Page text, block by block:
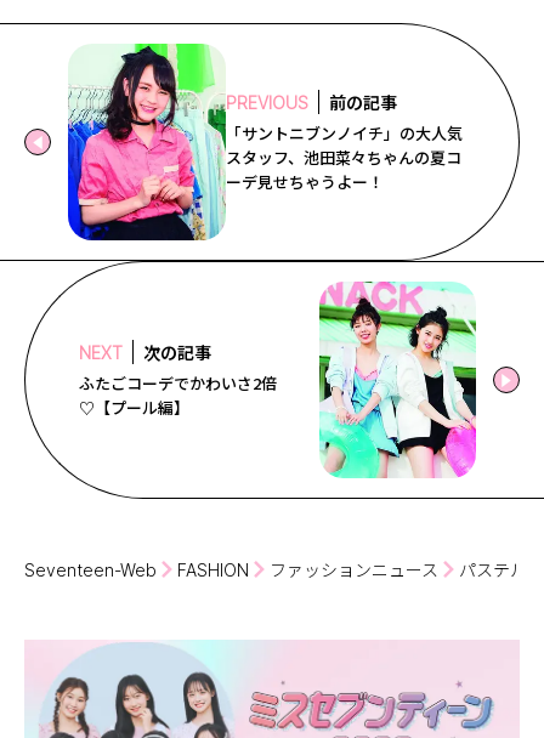
PREVIOUS 前の記事
「サントニブンノイチ」の大人気
スタッフ、池田菜々ちゃんの夏コ
ーデ見せちゃうよー！
NEXT 次の記事
ふたごコーデでかわいさ2倍
♡【プール編】
Seventeen-Web FASHION ファッションニュース パステル